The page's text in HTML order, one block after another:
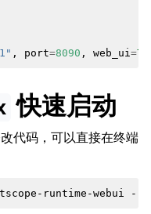
, port=8090 , web_ui=
快速启动
代码，可以直接在终端
runtime-webui --